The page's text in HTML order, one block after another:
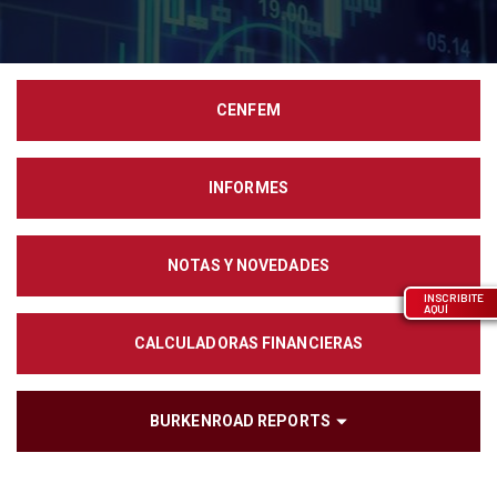
CENFEM
INFORMES
NOTAS Y NOVEDADES
CALCULADORAS FINANCIERAS
BURKENROAD REPORTS
INSCRIBITE
AQUÍ